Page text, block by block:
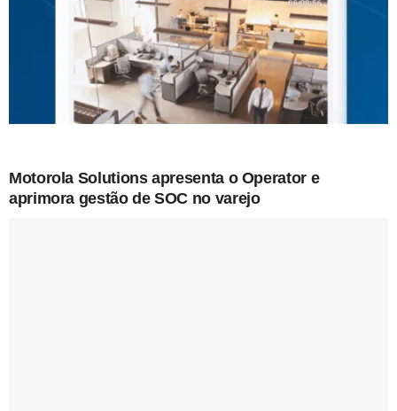
Motorola Solutions apresenta o Operator e
aprimora gestão de SOC no varejo